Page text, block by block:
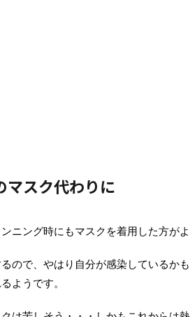
マスク代わりに
ニング時にもマスクを着用した方が
ので、やはり自分が感染しているか
ようです。